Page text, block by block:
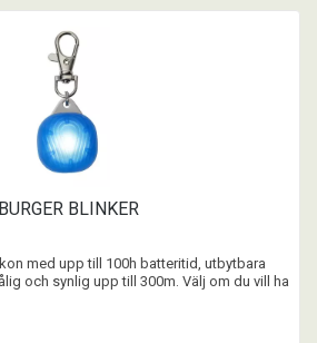
BURGER BLINKER
med upp till 100h batteritid, utbytbara
och synlig upp till 300m. Välj om du vill ha